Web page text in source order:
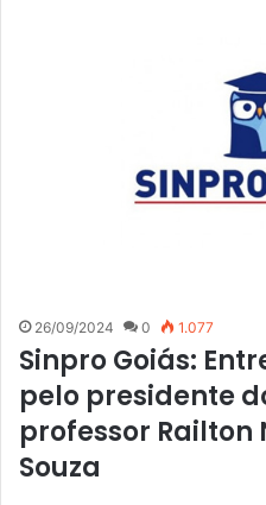
26/09/2024 0 1.077
Sinpro Goiás:
pelo presidente
professor Railton
Souza